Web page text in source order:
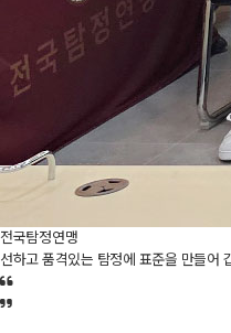
전국탐정연맹
선하고 품격있는 탐정에 표준을 만들어